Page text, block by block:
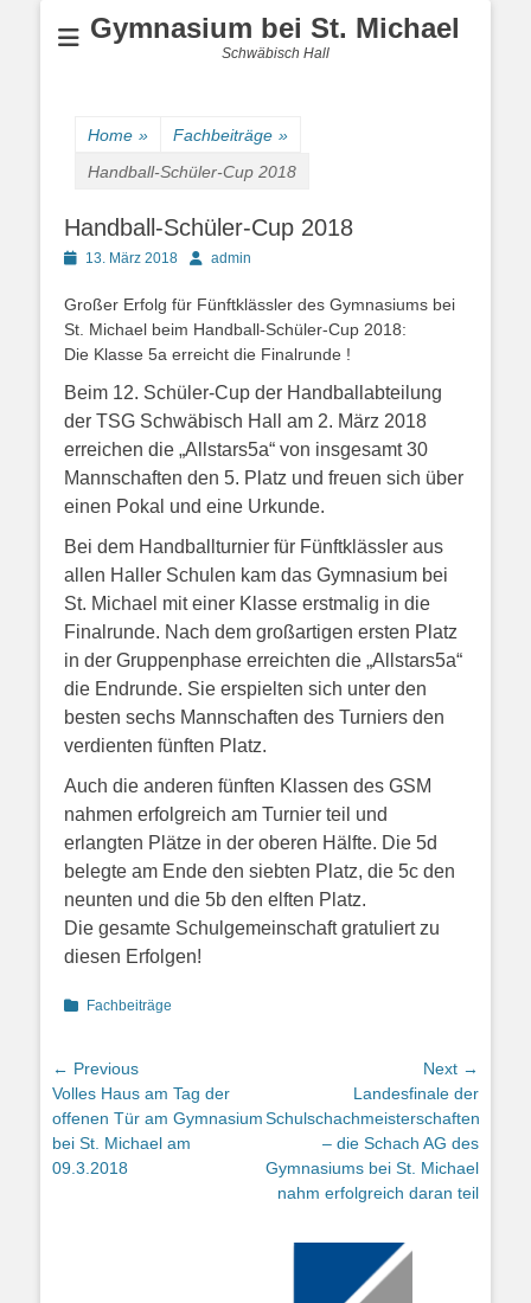
Gymnasium bei St. Michael
Schwäbisch Hall
Home » Fachbeiträge »
Handball-Schüler-Cup 2018
Handball-Schüler-Cup 2018
Posted13. März 2018 Authoradmin
Großer Erfolg für Fünftklässler des Gymnasiums bei
St. Michael beim Handball-Schüler-Cup 2018:
Die Klasse 5a erreicht die Finalrunde !
Beim 12. Schüler-Cup der Handballabteilung
der TSG Schwäbisch Hall am 2. März 2018
erreichen die „Allstars5a“ von insgesamt 30
Mannschaften den 5. Platz und freuen sich über
einen Pokal und eine Urkunde.
Bei dem Handballturnier für Fünftklässler aus
allen Haller Schulen kam das Gymnasium bei
St. Michael mit einer Klasse erstmalig in die
Finalrunde. Nach dem großartigen ersten Platz
in der Gruppenphase erreichten die „Allstars5a“
die Endrunde. Sie erspielten sich unter den
besten sechs Mannschaften des Turniers den
verdienten fünften Platz.
Auch die anderen fünften Klassen des GSM
nahmen erfolgreich am Turnier teil und
erlangten Plätze in der oberen Hälfte. Die 5d
belegte am Ende den siebten Platz, die 5c den
neunten und die 5b den elften Platz.
Die gesamte Schulgemeinschaft gratuliert zu
diesen Erfolgen!
Categories
Fachbeiträge
Beitragsnavigation
← Previous
Previous
post:
Volles Haus am Tag der
offenen Tür am Gymnasium
bei St. Michael am
09.3.2018
Next →
post:
Landesfinale der
Schulschachmeisterschaften
– die Schach AG des
Gymnasiums bei St. Michael
nahm erfolgreich daran teil